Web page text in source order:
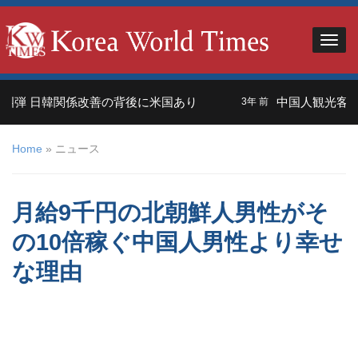
韓関係改善の背後に米国あり 中国人観光客＝外交
Home » ニュース
月給9千円の北朝鮮人男性がそ
の10倍稼ぐ中国人男性より幸せ
な理由